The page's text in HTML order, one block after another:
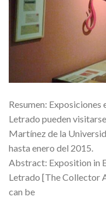
Resumen:
Letrado pueden
Martínez de la
hasta enero del 2015.
Abstract: Exposition in
Letrado [The Collector
can be